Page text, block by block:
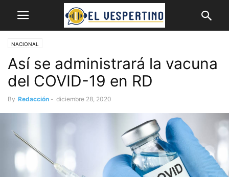
NACIONAL
Así se administrará la vacuna
del COVID-19 en RD
By Redacción - diciembre 28, 2020